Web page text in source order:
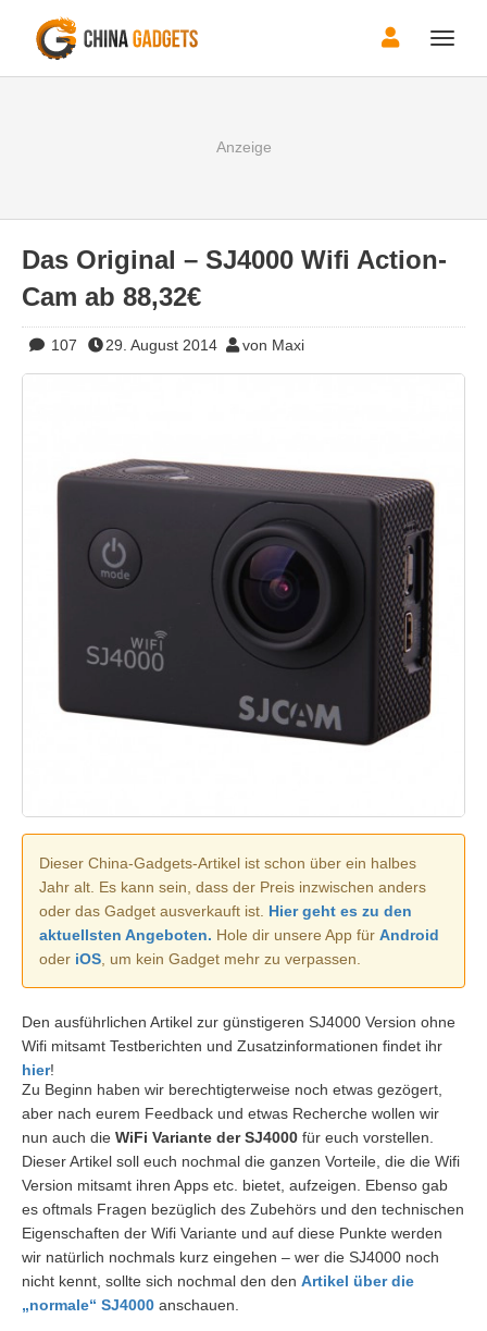
Toggle
Das Original – SJ4000 Wifi Action-
Cam ab 88,32€
107 29. August 2014 von Maxi
Dieser China-Gadgets-Artikel ist schon über ein halbes
Jahr alt. Es kann sein, dass der Preis inzwischen anders
oder das Gadget ausverkauft ist. Hier geht es zu den
aktuellsten Angeboten. Hole dir unsere App für Android
oder iOS , um kein Gadget mehr zu verpassen.
Den ausführlichen Artikel zur günstigeren SJ4000 Version ohne
Wifi mitsamt Testberichten und Zusatzinformationen findet ihr
hier!
Zu Beginn haben wir berechtigterweise noch etwas gezögert,
aber nach eurem Feedback und etwas Recherche wollen wir
nun auch die WiFi Variante der SJ4000 für euch vorstellen.
Dieser Artikel soll euch nochmal die ganzen Vorteile, die die Wifi
Version mitsamt ihren Apps etc. bietet, aufzeigen. Ebenso gab
es oftmals Fragen bezüglich des Zubehörs und den technischen
Eigenschaften der Wifi Variante und auf diese Punkte werden
wir natürlich nochmals kurz eingehen – wer die SJ4000 noch
nicht kennt, sollte sich nochmal den den Artikel über die
„normale“ SJ4000 anschauen.